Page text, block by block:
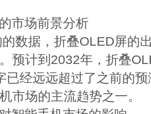
市场前景分析
数据，折叠OLED屏的
预计到2032年，折叠
已经远远超过了之前的
市场的主流趋势之一。